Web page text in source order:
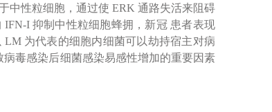
中性粒细胞，通过使 ERK 通路失活来阻碍
I 抑制中性粒细胞蜂拥，新冠 患者表现
为代表的细胞内细菌可以劫持宿主对病
毒感染后细菌感染易感性增加的重要因素